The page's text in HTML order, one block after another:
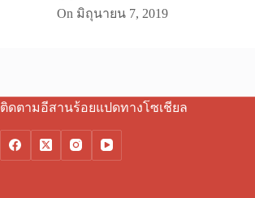
On มิถุนายน 7, 2019
ติดตามอีสานร้อยแปดทางโซเชียล